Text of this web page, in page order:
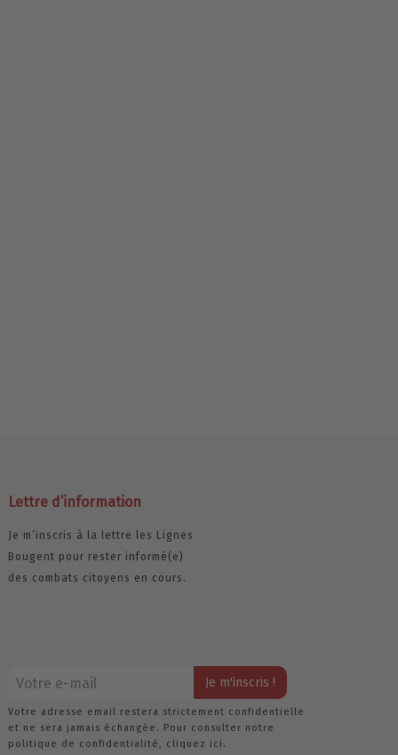
Lettre d’information
Je m’inscris à la lettre les Lignes
Bougent pour rester informé(e)
des combats citoyens en cours.
Votre adresse email restera strictement confidentielle
et ne sera jamais échangée. Pour consulter notre
politique de confidentialité, cliquez ici.